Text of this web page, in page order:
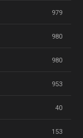
979
980
980
953
40
153